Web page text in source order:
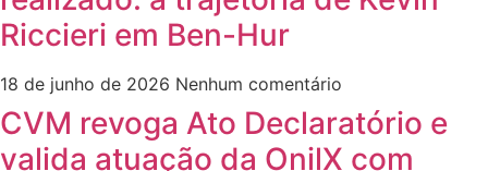
Riccieri em Ben-Hur
18 de junho de 2026 Nenhum comentário
CVM revoga Ato Declaratório e
valida atuação da OnilX com